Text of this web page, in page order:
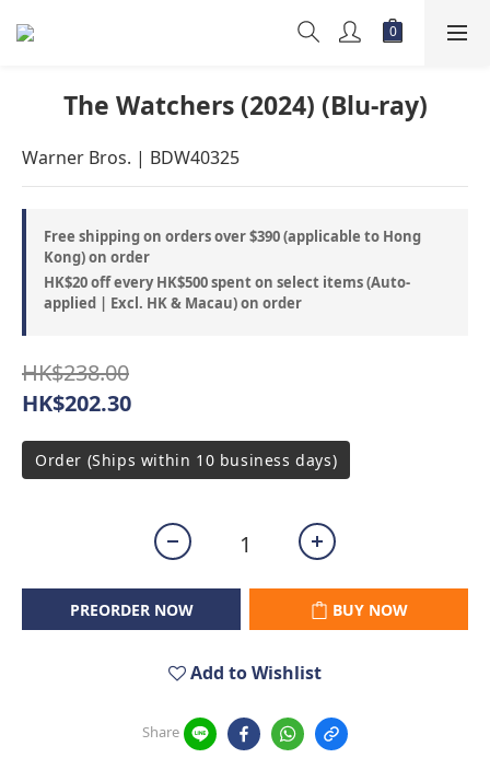
The Watchers (2024) (Blu-ray)
Warner Bros. | BDW40325
Free shipping on orders over $390 (applicable to Hong
Kong) on order
HK$20 off every HK$500 spent on select items (Auto-
applied | Excl. HK & Macau) on order
HK$238.00
HK$202.30
Order (Ships within 10 business days)
PREORDER NOW BUY NOW
Add to Wishlist
Share